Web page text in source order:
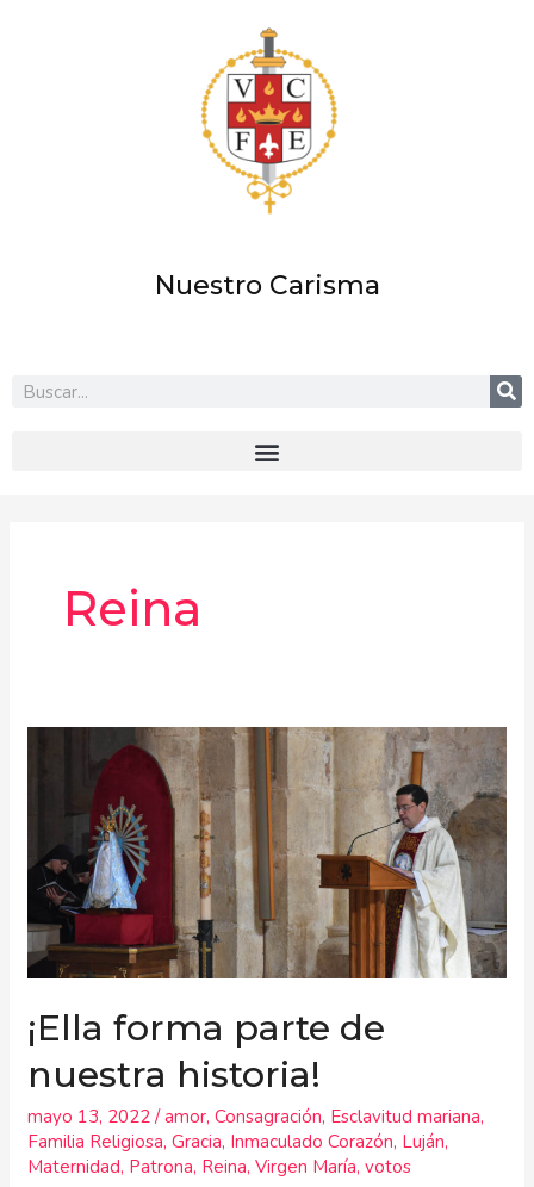
Nuestro Carisma
Reina
¡Ella forma parte de
nuestra historia!
mayo 13, 2022/amor,Consagración, Esclavitud mariana,
Familia Religiosa,Gracia, Inmaculado Corazón, Luján,
Maternidad, Patrona, Reina,Virgen María,votos
nuestra
historia!